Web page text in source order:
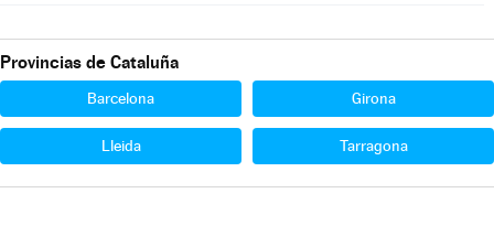
Provincias de Cataluña
Barcelona Girona
Lleida Tarragona